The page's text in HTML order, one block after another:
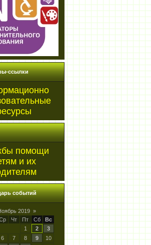
ссылки
помощи
и их
событий
2019 »
Чт Пт Сб
Вс
1
2
3
6 7 8 9
10